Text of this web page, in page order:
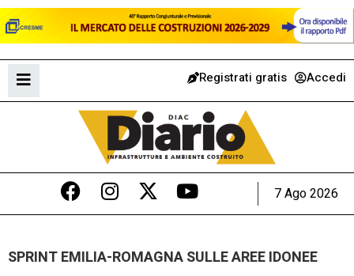
Registrati gratis Accedi
7 Ago 2026
SPRINT EMILIA-ROMAGNA SULLE AREE IDONEE